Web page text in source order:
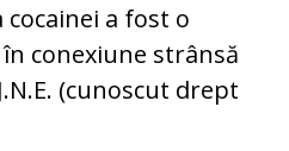
a fost o
conexiune strânsă
(cunoscut drept